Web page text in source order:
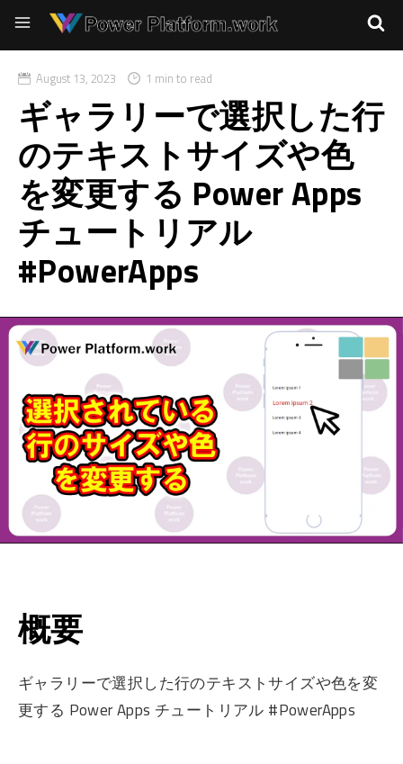
August 13, 2023 1 min to read
ギャラリーで選択した行
のテキストサイズや色
を変更する Power Apps
チュートリアル
#PowerApps
概要
ギャラリーで選択した行のテキストサイズや色を変
更する Power Apps チュートリアル #PowerApps